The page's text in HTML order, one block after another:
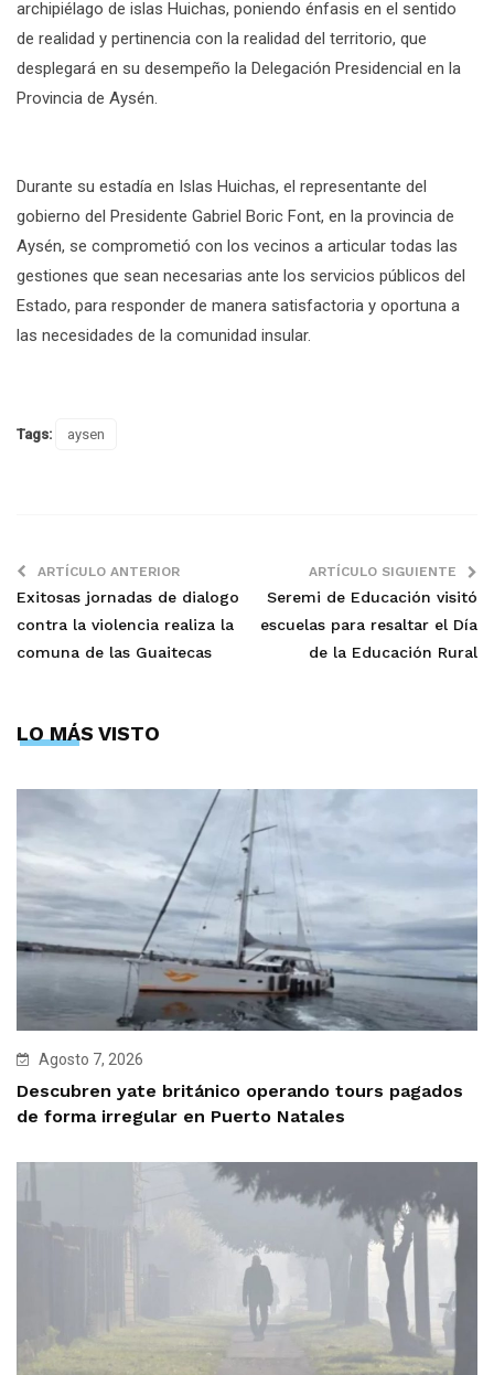
archipiélago de islas Huichas, poniendo énfasis en el sentido
de realidad y pertinencia con la realidad del territorio, que
desplegará en su desempeño la Delegación Presidencial en la
Provincia de Aysén.
Durante su estadía en Islas Huichas, el representante del
gobierno del Presidente Gabriel Boric Font, en la provincia de
Aysén, se comprometió con los vecinos a articular todas las
gestiones que sean necesarias ante los servicios públicos del
Estado, para responder de manera satisfactoria y oportuna a
las necesidades de la comunidad insular.
Tags: aysen
ARTÍCULO ANTERIOR
Exitosas jornadas de dialogo
contra la violencia realiza la
comuna de las Guaitecas
ARTÍCULO SIGUIENTE
Seremi de Educación visitó
escuelas para resaltar el Día
de la Educación Rural
LO MÁS VISTO
Agosto 7, 2026
Descubren yate británico operando tours pagados
de forma irregular en Puerto Natales